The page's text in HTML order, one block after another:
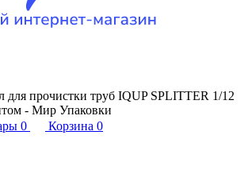
для прочистки труб IQUP SPLITTER 1/12
- Мир Упаковки
0 Корзина 0